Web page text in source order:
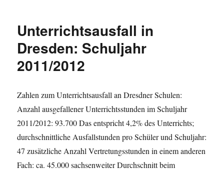
Unterrichtsausfall in
Dresden: Schuljahr
2011/2012
Zahlen zum Unterrichtsausfall an Dresdner Schulen:
Anzahl ausgefallener Unterrichtsstunden im Schuljahr
2011/2012: 93.700 Das entspricht 4,2% des Unterrichts;
durchschnittliche Ausfallstunden pro Schüler und Schuljahr:
47 zusätzliche Anzahl Vertretungsstunden in einem anderen
Fach: ca. 45.000 sachsenweiter Durchschnitt beim